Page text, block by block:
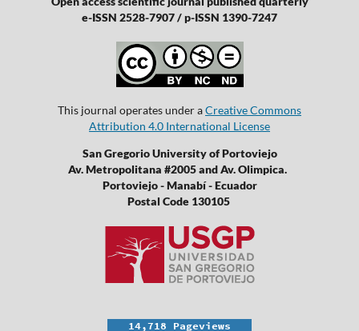
e-ISSN 2528-7907 / p-ISSN 1390-7247
This journal operates under aCreative Commons
Attribution 4.0 International License
San Gregorio University of Portoviejo
Av. Metropolitana #2005 and Av. Olimpica.
Portoviejo - Manabí - Ecuador
Postal Code 130105